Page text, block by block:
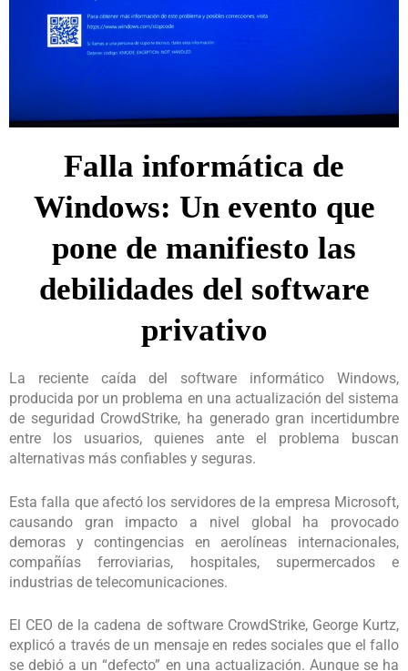
Falla informática de
Windows: Un evento que
pone de manifiesto las
debilidades del software
privativo
La reciente caída del software informático Windows,
producida por un problema en una actualización del sistema
de seguridad CrowdStrike, ha generado gran incertidumbre
entre los usuarios, quienes ante el problema buscan
alternativas más confiables y seguras.
Esta falla que afectó los servidores de la empresa Microsoft,
causando gran impacto a nivel global ha provocado
demoras y contingencias en aerolíneas internacionales,
compañías ferroviarias, hospitales, supermercados e
industrias de telecomunicaciones.
El CEO de la cadena de software CrowdStrike, George Kurtz,
explicó a través de un mensaje en redes sociales que el fallo
se debió a un “defecto” en una actualización. Aunque se ha